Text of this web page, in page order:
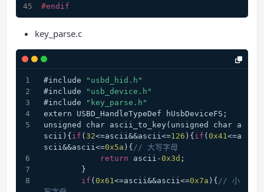
#endif
key_parse.c
#include
"usbd_hid.h"
#include
"usb_device.h"
#include
"key_parse.h"
extern USBD_HandleTypeDef hUsbDeviceFS;
unsigned char ascii_to_key(unsigned char a
scii){ if ( 32<=ascii&&ascii<=126 ){ if ( 0x41 <=a
scii&&ascii<=0x5a ){ // 大写字母
return ascii-0x3d ;
        }
if ( 0x61 <=ascii&&ascii<=0x7a ){ // 小